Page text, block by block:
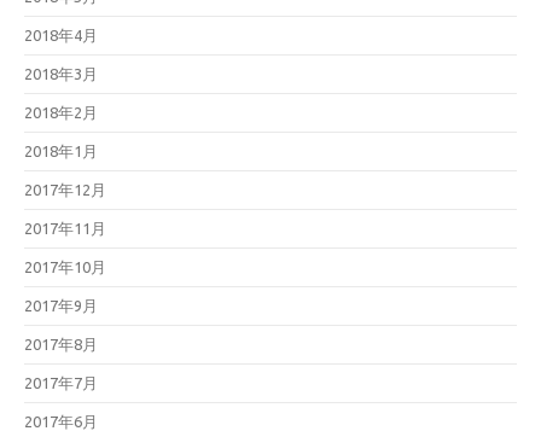
2018年4月
2018年3月
2018年2月
2018年1月
2017年12月
2017年11月
2017年10月
2017年9月
2017年8月
2017年7月
2017年6月